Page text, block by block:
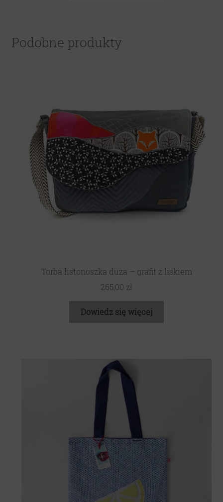
Podobne produkty
Torba listonoszka duża – grafit z liskiem
265,00 zł
Dowiedz się więcej